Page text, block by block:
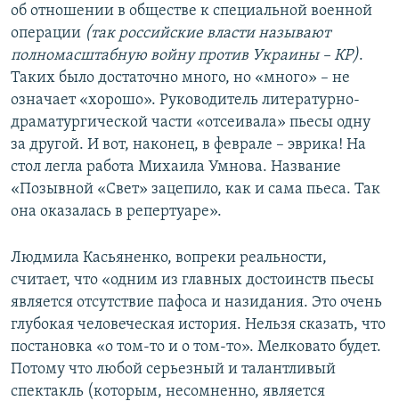
об отношении в обществе к специальной военной
операции (так российские власти называют
полномасштабную войну против Украины – КР).
Таких было достаточно много, но «много» – не
означает «хорошо». Руководитель литературно-
драматургической части «отсеивала» пьесы одну
за другой. И вот, наконец, в феврале – эврика! На
стол легла работа Михаила Умнова. Название
«Позывной «Свет» зацепило, как и сама пьеса. Так
она оказалась в репертуаре».
Людмила Касьяненко, вопреки реальности,
считает, что «одним из главных достоинств пьесы
является отсутствие пафоса и назидания. Это очень
глубокая человеческая история. Нельзя сказать, что
постановка «о том-то и о том-то». Мелковато будет.
Потому что любой серьезный и талантливый
спектакль (которым, несомненно, является